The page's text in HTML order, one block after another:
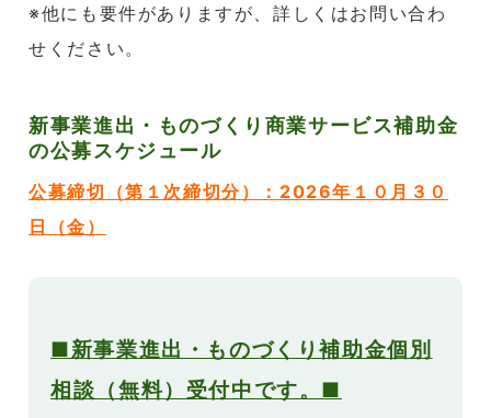
※他にも要件がありますが、詳しくはお問い合わ
せください。
新事業進出・ものづくり商業サービス補助金
の公募スケジュール
公募締切（第１次締切分）：2026年１０月３０
日（金）
■新事業進出・ものづくり補助金個別
相談（無料）受付中です。■